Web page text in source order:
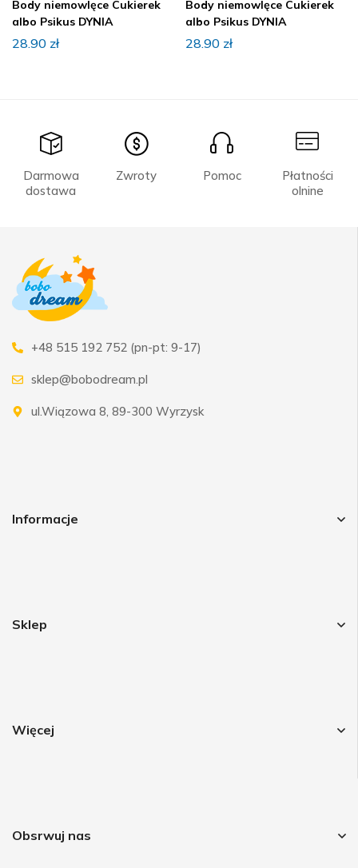
Body niemowlęce Cukierek
albo Psikus DYNIA
28.90 zł
Body niemowlęce Cukierek
albo Psikus DYNIA
28.90 zł
Darmowa
dostawa
Zwroty Pomoc
Płatności
olnine
+48 515 192 752 (pn-pt: 9-17)
sklep@bobodream.pl
ul.Wiązowa 8, 89-300 Wyrzysk
Informacje
Sklep
Więcej
Obsrwuj nas